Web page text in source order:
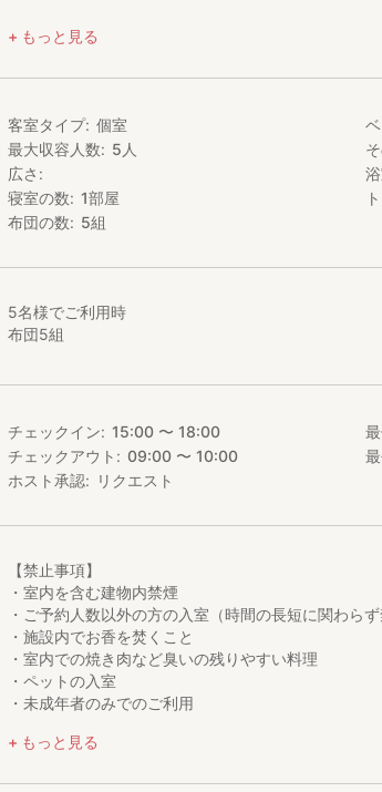
と好立地にあります。
備です。
[お得な長期滞在割引]
6泊以上は40%割引、13泊以上は50%割引でお得にご
ビジネスにも、旅行先にも移動に便利な『白石 道
『白石 道』は、全2室の小さなホテルです。お部屋
Room"壱" 定員5名
1名様でもご宿泊いただけるRoom"弐"は下記からご
https://stayjapan.com/area/miyagi/shiroishi/pr/
■お部屋について
□寝具
布団5組
□設備と備品
リビングスペース
ソファとテーブル、テレビがあります。
小上がり
もっと見る
客室タイプ 個室
最大収容人数
5 人
広さ
寝室の数
1部屋
布団の数
5組
5名様でご利用時
布団5組
チェックイン
15:00 〜 18:00
チェックアウト
09:00 〜 10:00
ホスト承認
リクエスト
【禁止事項】
・室内を含む建物内禁煙
・ご予約人数以外の方の入室（時間の長短に関わらず
・施設内でお香を焚くこと
・室内での焼き肉など臭いの残りやすい料理
・ペットの入室
・未成年者のみでのご利用
・浴室等、施設内外での毛染め
もっと見る